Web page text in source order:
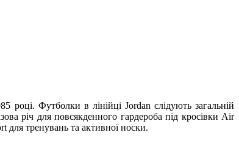
Футболки в лінійці Jordan слідують загальній
річ для повсякденного гардероба під кросівки Air
для тренувань та активної носки.